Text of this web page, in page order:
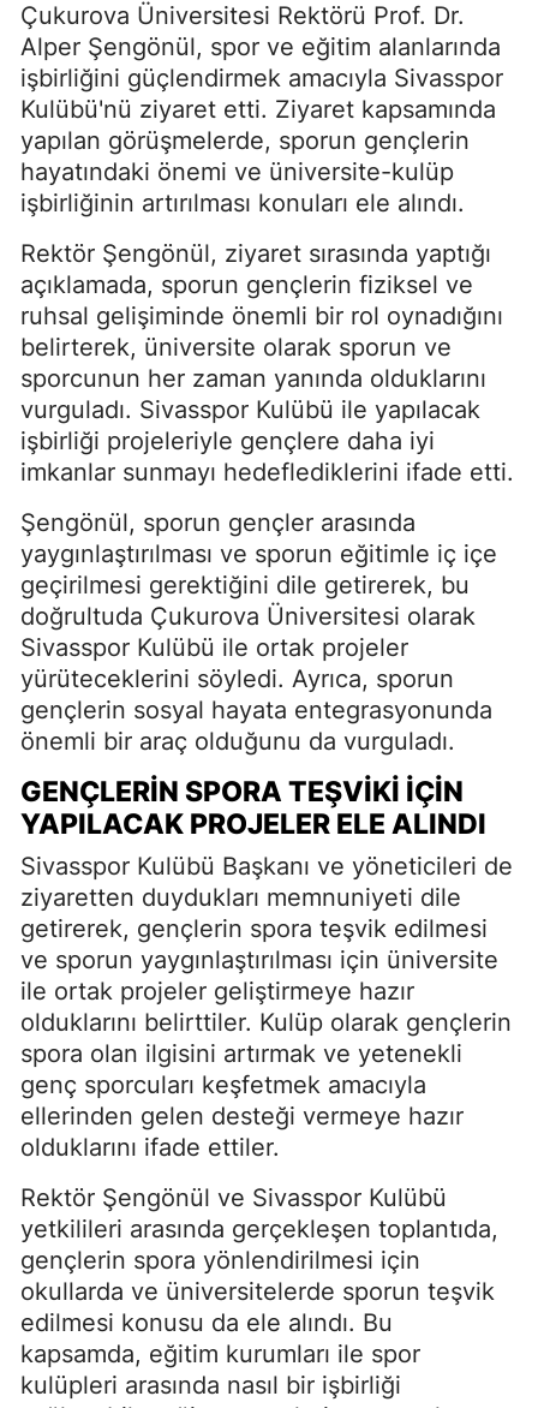
Çukurova Üniversitesi Rektörü Prof. Dr.
Alper Şengönül, spor ve eğitim alanlarında
işbirliğini güçlendirmek amacıyla Sivasspor
Kulübü'nü ziyaret etti. Ziyaret kapsamında
yapılan görüşmelerde, sporun gençlerin
hayatındaki önemi ve üniversite-kulüp
işbirliğinin artırılması konuları ele alındı.
Rektör Şengönül, ziyaret sırasında yaptığı
açıklamada, sporun gençlerin fiziksel ve
ruhsal gelişiminde önemli bir rol oynadığını
belirterek, üniversite olarak sporun ve
sporcunun her zaman yanında olduklarını
vurguladı. Sivasspor Kulübü ile yapılacak
işbirliği projeleriyle gençlere daha iyi
imkanlar sunmayı hedeflediklerini ifade etti.
Şengönül, sporun gençler arasında
yaygınlaştırılması ve sporun eğitimle iç içe
geçirilmesi gerektiğini dile getirerek, bu
doğrultuda Çukurova Üniversitesi olarak
Sivasspor Kulübü ile ortak projeler
yürüteceklerini söyledi. Ayrıca, sporun
gençlerin sosyal hayata entegrasyonunda
önemli bir araç olduğunu da vurguladı.
GENÇLERIN SPORA TEŞVIKI İÇIN
YAPILACAK PROJELER ELE ALINDI
Sivasspor Kulübü Başkanı ve yöneticileri de
ziyaretten duydukları memnuniyeti dile
getirerek, gençlerin spora teşvik edilmesi
ve sporun yaygınlaştırılması için üniversite
ile ortak projeler geliştirmeye hazır
olduklarını belirttiler. Kulüp olarak gençlerin
spora olan ilgisini artırmak ve yetenekli
genç sporcuları keşfetmek amacıyla
ellerinden gelen desteği vermeye hazır
olduklarını ifade ettiler.
Rektör Şengönül ve Sivasspor Kulübü
yetkilileri arasında gerçekleşen toplantıda,
gençlerin spora yönlendirilmesi için
okullarda ve üniversitelerde sporun teşvik
edilmesi konusu da ele alındı. Bu
kapsamda, eğitim kurumları ile spor
kulüpleri arasında nasıl bir işbirliği